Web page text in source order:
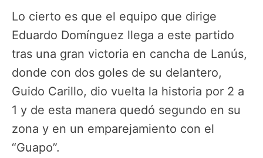
Lo cierto es que el equipo que dirige
Eduardo Domínguez llega a este partido
tras una gran victoria en cancha de Lanús,
donde con dos goles de su delantero,
Guido Carillo, dio vuelta la historia por 2 a
1 y de esta manera quedó segundo en su
zona y en un emparejamiento con el
“Guapo”.